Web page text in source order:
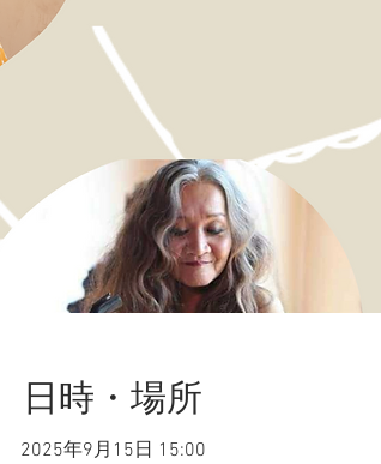
日時・場所
2025年9月15日 15:00